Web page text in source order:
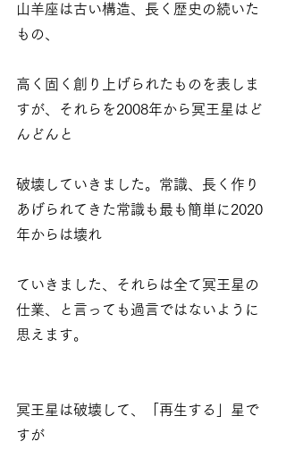
山羊座は古い構造、長く歴史の続いた
もの、
高く固く創り上げられたものを表しま
すが、それらを2008年から冥王星はど
んどんと
破壊していきました。常識、長く作り
あげられてきた常識も最も簡単に2020
年からは壊れ
ていきました、それらは全て冥王星の
仕業、と言っても過言ではないように
思えます。
冥王星は破壊して、「再生する」星で
すが